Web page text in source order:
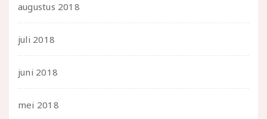
augustus 2018
juli 2018
juni 2018
mei 2018